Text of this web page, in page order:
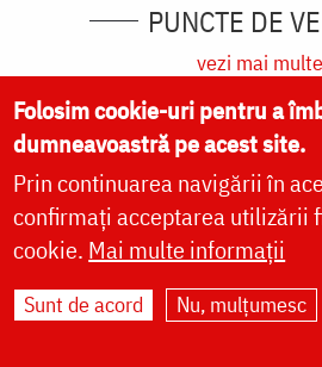
PUNCTE DE
vezi mai
Folosim cookie-uri pentru a
dumneavoastră pe acest site.
Prin continuarea navigării în
confirmați acceptarea utilizării
cookie. Mai multe informații
Sunt de acord Nu, mulțumesc